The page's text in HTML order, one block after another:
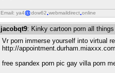
Email: ya4 dow62 webmaildirect online
jacobqt9: Kinky cartoon porn all
Vr porn immerse yourself into virtual
http://
free spandex porn pic gay villa porn